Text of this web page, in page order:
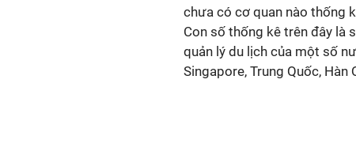
chưa có cơ quan nào thống
Con số thống kê trên đây là
quản lý du lịch của một số
Singapore, Trung Quốc, Hàn